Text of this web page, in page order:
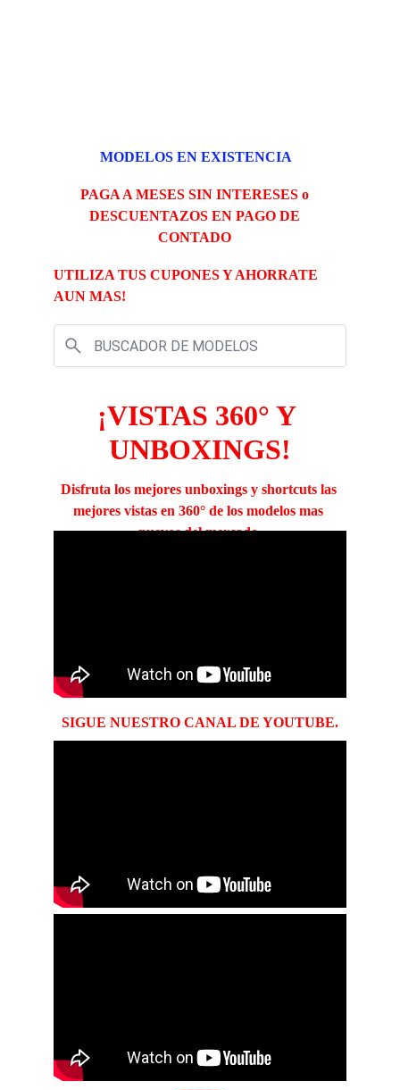
MODELOS EN EXISTENCIA
PAGA A MESES SIN INTERESES o
DESCUENTAZOS EN PAGO DE
CONTADO
UTILIZA TUS CUPONES Y AHORRATE
AUN MAS!
¡VISTAS 360° Y
UNBOXINGS!
Disfruta los mejores unboxings y shortcuts las
mejores vistas en 360° de los modelos mas
nuevos del mercado.
SIGUE NUESTRO CANAL DE YOUTUBE.